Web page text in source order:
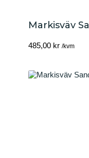
Markisväv
485,00 kr /kvm